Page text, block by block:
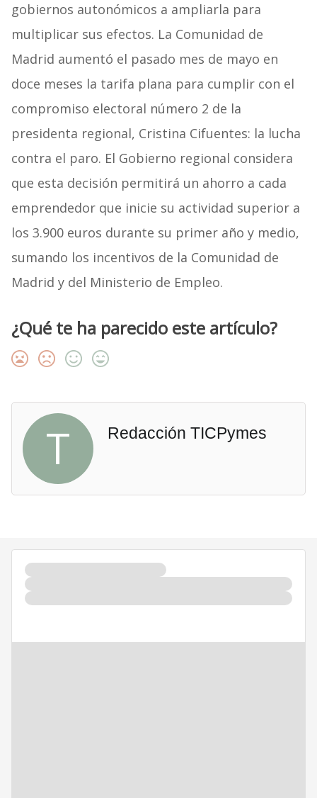
gobiernos autonómicos a ampliarla para
multiplicar sus efectos. La Comunidad de
Madrid aumentó el pasado mes de mayo en
doce meses la tarifa plana para cumplir con el
compromiso electoral número 2 de la
presidenta regional, Cristina Cifuentes: la lucha
contra el paro. El Gobierno regional considera
que esta decisión permitirá un ahorro a cada
emprendedor que inicie su actividad superior a
los 3.900 euros durante su primer año y medio,
sumando los incentivos de la Comunidad de
Madrid y del Ministerio de Empleo.
¿Qué te ha parecido este artículo?
T Redacción TICPymes